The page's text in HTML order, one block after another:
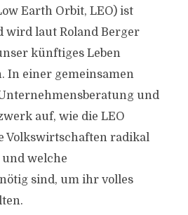
Earth Orbit, LEO) ist
wird laut Roland Berger
künftiges Leben
In einer gemeinsamen
und
auf, wie die LEO
Volkswirtschaften radikal
welche
sind, um ihr volles